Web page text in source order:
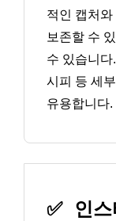
적인 캡처
보존할 수
수 있습니다
시피 등 세
유용합니다.
✅
인